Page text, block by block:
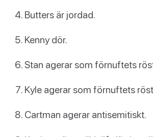
Butters är jordad.
Kenny dör.
Stan agerar som förnuftets
Kyle agerar som förnuftets
Cartman agerar antisemitiskt.